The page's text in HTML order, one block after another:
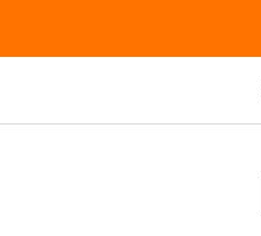
contenido